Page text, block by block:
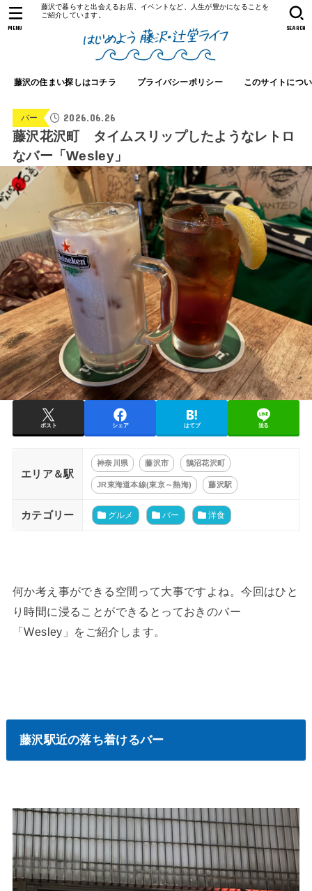
藤沢で暮らすと出会えるお店、イベントなど、人生が豊かになることを
ご紹介しています。
藤沢の住まい探しはコチラ プライバシーポリシー このサイトにつ
SEARCH
MENU
バー 2026.06.26
藤沢花沢町 タイムスリップしたようなレトロ
なバー「Wesley」
ポスト シェア はてブ 送る
エリア＆駅
神奈川県 藤沢市 鵠沼花沢町
JR東海道本線(東京～熱海) 藤沢駅
カテゴリー グルメ バー 洋食
何か考え事ができる空間って大事ですよね。今回はひと
り時間に浸ることができるとっておきのバー
「Wesley」をご紹介します。
藤沢駅近の落ち着けるバー